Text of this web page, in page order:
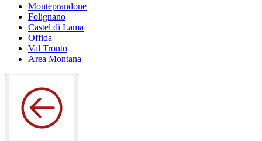
Monteprandone
Folignano
Castel di Lama
Offida
Val Tronto
Area Montana